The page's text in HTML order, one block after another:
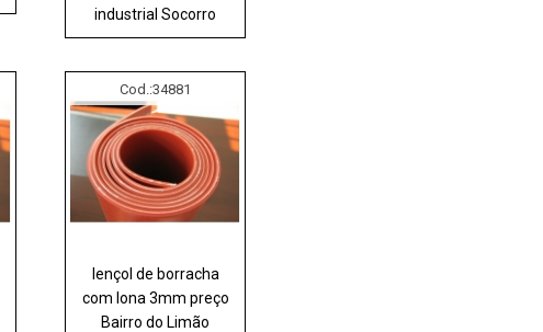
industrial Socorro
Cod.:34881
lençol de borracha
com lona 3mm preço
Bairro do Limão